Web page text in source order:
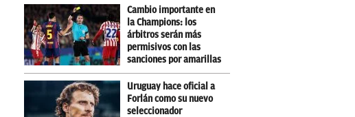
Cambio importante en
la Champions: los
árbitros serán más
permisivos con las
sanciones por amarillas
Uruguay hace oficial a
Forlán como su nuevo
seleccionador